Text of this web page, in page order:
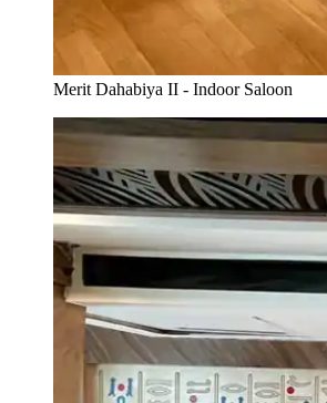
Merit Dahabiya II - Indoor Saloon